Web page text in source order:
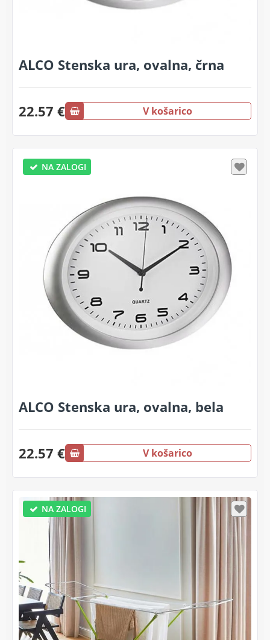
ALCO Stenska ura, ovalna, črna
22.57 € V košarico
NA ZALOGI
ALCO Stenska ura, ovalna, bela
22.57 € V košarico
NA ZALOGI